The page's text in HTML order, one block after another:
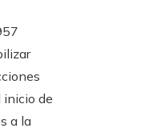
inicio de
a la